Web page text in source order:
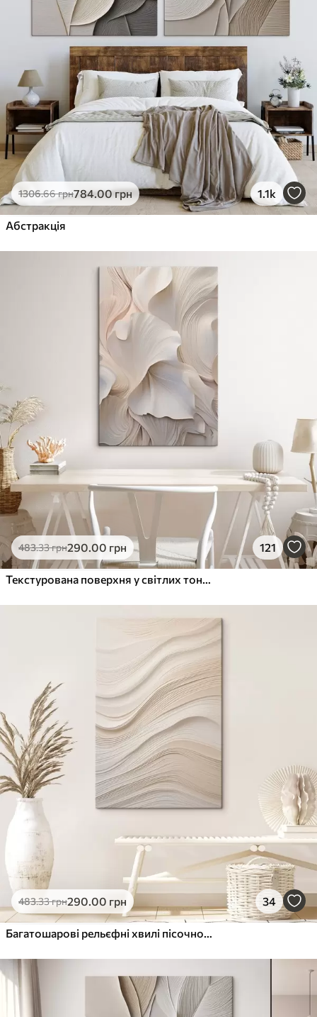
1306.66грн784.00грн 1.1k
Абстракція
483.33грн290.00 грн 121
Текстурована поверхня у світлих тонах
483.33грн290.00 грн 34
Багатошарові рельєфні хвилі пісочного відтінку, м'яка текстура